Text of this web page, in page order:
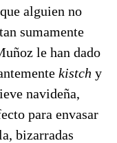
alguien no
sumamente
le han dado
kistch y
navideña,
para envasar
bizarradas